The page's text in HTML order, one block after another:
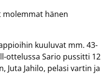
molemmat hänen
kuuluvat mm. 43-
ottelussa Sario pussitti 12
Jahilo, pelasi vartin ja